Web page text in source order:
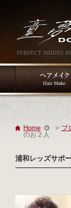
Home > ブ
のお２人
浦和レッズサポ